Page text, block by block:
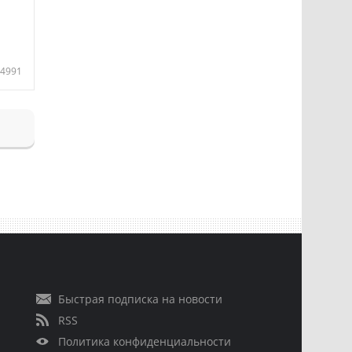
4991
Быстрая подписка на новости
RSS
Политика конфиденциальности